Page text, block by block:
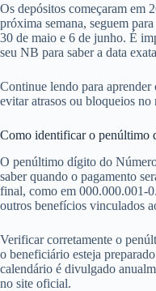
Os depósitos começaram em
próxima semana, seguem
30 de maio e 6 de junho. É
seu NB para saber a data
Continue lendo para
evitar atrasos ou bloqueios
Como identificar o penúltimo
O penúltimo dígito do
saber quando o pagamento
final, como em 000.000.001-
outros benefícios vinculados
Verificar corretamente o
o beneficiário esteja
calendário é divulgado
no site oficial.